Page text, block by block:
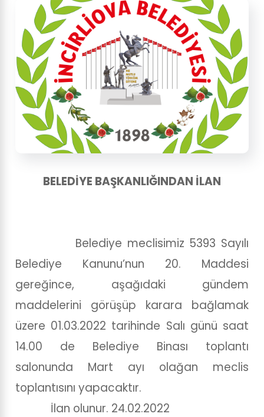
BELEDİYE BAŞKANLIĞINDAN İLAN
Belediye meclisimiz 5393 Sayılı
Belediye Kanunu’nun 20. Maddesi
gereğince, aşağıdaki gündem
maddelerini görüşüp karara bağlamak
üzere 01.03.2022 tarihinde Salı günü saat
14.00 de Belediye Binası toplantı
salonunda Mart ayı olağan meclis
toplantısını yapacaktır.
İlan olunur. 24.02.2022